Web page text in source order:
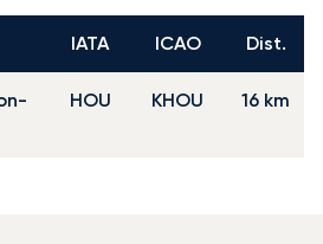
IATA ICAO Dist.
HOU KHOU 16 km